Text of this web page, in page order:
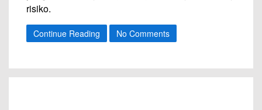
risiko.
Continue Reading No Comments